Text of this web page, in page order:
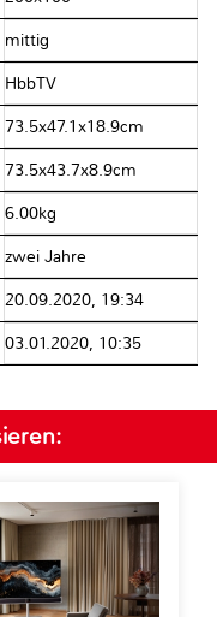
mittig
HbbTV
73.5x47.1x18.9cm
73.5x43.7x8.9cm
6.00kg
zwei Jahre
20.09.2020, 19:34
03.01.2020, 10:35